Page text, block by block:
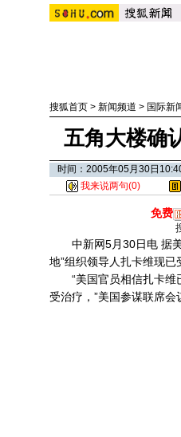
搜狐首页> 新闻频道 > 国际新
五角大楼确
时间：2005年05月30日
我来说两句(0)
免费
中新网5月30日电 据美
地”组织领导人扎卡维现已
“美国官员相信扎卡维
受治疗，”美国参谋联席会